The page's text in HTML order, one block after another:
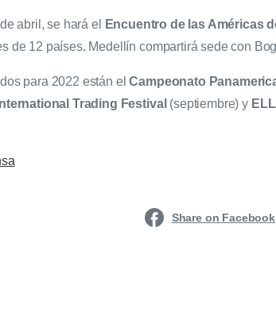
abril, se hará el Encuentro de las Américas
de 12 países. Medellín compartirá sede con
para 2022 están elCampeonato
International Trading Festival (septiembre) y
Share on Facebook